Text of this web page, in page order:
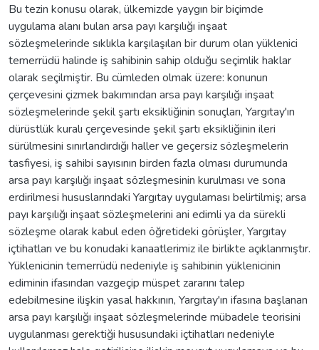
Bu tezin konusu olarak, ülkemizde yaygın bir biçimde
uygulama alanı bulan arsa payı karşılığı inşaat
sözleşmelerinde sıklıkla karşılaşılan bir durum olan yüklenici
temerrüdü halinde iş sahibinin sahip olduğu seçimlik haklar
olarak seçilmiştir. Bu cümleden olmak üzere: konunun
çerçevesini çizmek bakımından arsa payı karşılığı inşaat
sözleşmelerinde şekil şartı eksikliğinin sonuçları, Yargıtay'ın
dürüstlük kuralı çerçevesinde şekil şartı eksikliğinin ileri
sürülmesini sınırlandırdığı haller ve geçersiz sözleşmelerin
tasfiyesi, iş sahibi sayısının birden fazla olması durumunda
arsa payı karşılığı inşaat sözleşmesinin kurulması ve sona
erdirilmesi hususlarındaki Yargıtay uygulaması belirtilmiş; arsa
payı karşılığı inşaat sözleşmelerini ani edimli ya da sürekli
sözleşme olarak kabul eden öğretideki görüşler, Yargıtay
içtihatları ve bu konudaki kanaatlerimiz ile birlikte açıklanmıştır.
Yüklenicinin temerrüdü nedeniyle iş sahibinin yüklenicinin
ediminin ifasından vazgeçip müspet zararını talep
edebilmesine ilişkin yasal hakkının, Yargıtay'ın ifasına başlanan
arsa payı karşılığı inşaat sözleşmelerinde mübadele teorisini
uygulanması gerektiği hususundaki içtihatları nedeniyle